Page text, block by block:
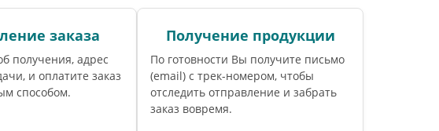
заказа
получения, адрес
и оплатите заказ
способом.
Получение продукции
По готовности Вы получите письмо
(email) c трек-номером, чтобы
отследить отправление и забрать
заказ вовремя.